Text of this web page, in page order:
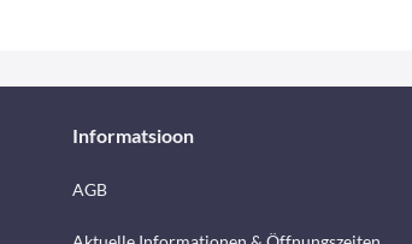
Informatsioon
AGB